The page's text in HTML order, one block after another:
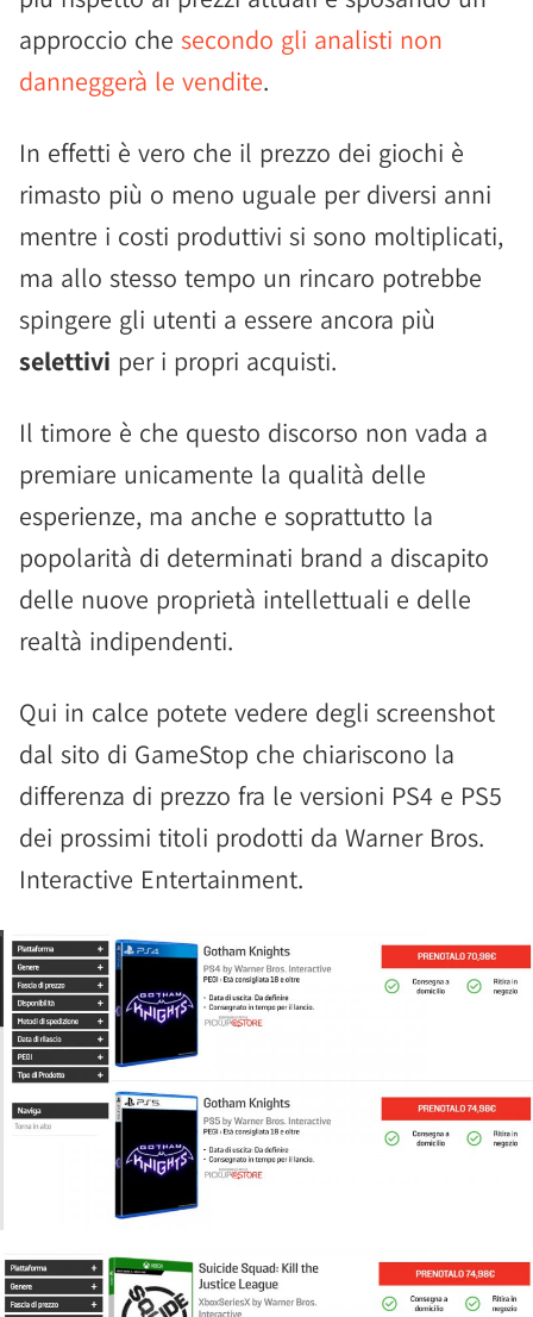
approccio che secondo gli analisti non
danneggerà le vendite.
In effetti è vero che il prezzo dei giochi è
rimasto più o meno uguale per diversi anni
mentre i costi produttivi si sono moltiplicati,
ma allo stesso tempo un rincaro potrebbe
spingere gli utenti a essere ancora più
selettivi per i propri acquisti.
Il timore è che questo discorso non vada a
premiare unicamente la qualità delle
esperienze, ma anche e soprattutto la
popolarità di determinati brand a discapito
delle nuove proprietà intellettuali e delle
realtà indipendenti.
Qui in calce potete vedere degli screenshot
dal sito di GameStop che chiariscono la
differenza di prezzo fra le versioni PS4 e PS5
dei prossimi titoli prodotti da Warner Bros.
Interactive Entertainment.